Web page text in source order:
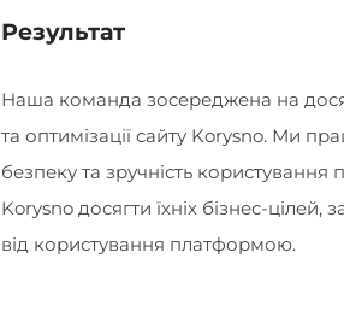
Результат
Наша команда зосереджена на
та оптимізації сайту Korysno. Ми
безпеку та зручність
Korysno досягти їхніх бізнес-
від користування платформою.